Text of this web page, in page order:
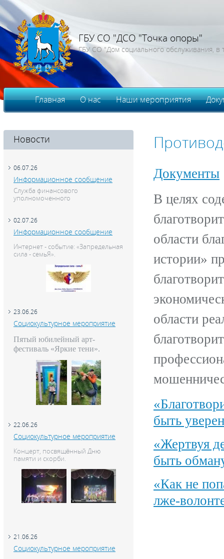
ГБУ СО "ДСО "Точка опоры"
ГБУ СО "Дом социального обслуживания, в
Главная О нас Наши мероприятия
Документы
В целях
области
истории»
области
быть
«Жертвуя
быть
«Как не
лже-
Новости
06.07.26
Информационное сообщение
Служба финансового
уполномоченного
02.07.26
Информационное сообщение
Интернет - событие: «Запредельная
сила - семьЯ».
23.06.26
Социокультурное мероприятие
Пятый юбилейный арт-
фестиваль «Яркие тени».
22.06.26
Социокультурное мероприятие
Концерт, посвящённый Дню
памяти и скорби.
21.06.26
Социокультурное мероприятие